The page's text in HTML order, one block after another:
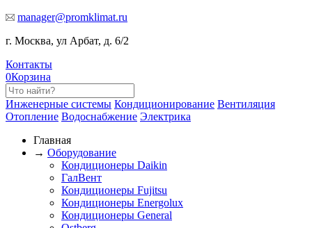
manager@promklimat.ru
г. Москва, ул Арбат, д. 6/2
Контакты
0Корзина
Инженерные системы Кондиционирование Вентиляция
Отопление Водоснабжение Электрика
Главная
→ Оборудование
Кондиционеры Daikin
ГалВент
Кондиционеры Fujitsu
Кондиционеры Energolux
Кондиционеры General